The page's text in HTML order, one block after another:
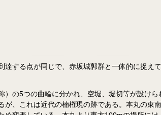
する点が同じで、赤坂城郭群と一体的に捉え
の5つの曲輪に分かれ、空堀、堀切等が設け
、これは近代の楠権現の跡である。本丸の